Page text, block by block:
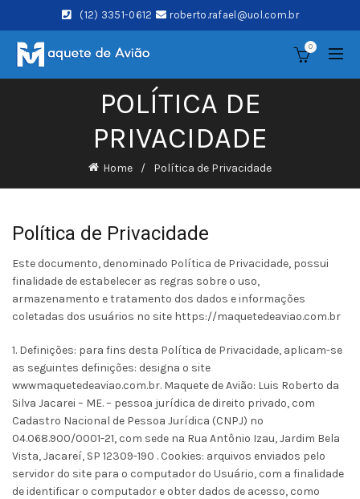
(12) 3351-0612 roberto.rafael@uol.com.br
0
POLÍTICA DE
PRIVACIDADE
Home Política de Privacidade
Política de Privacidade
Este documento, denominado Política de Privacidade, possui
finalidade de estabelecer as regras sobre o uso,
armazenamento e tratamento dos dados e informações
coletadas dos usuários no site https://maquetedeaviao.com.br
1. Definições: para fins desta Política de Privacidade, aplicam-se
as seguintes definições: designa o site
wwwmaquetedeaviao.com.br. Maquete de Avião: Luis Roberto da
Silva Jacarei – ME. – pessoa jurídica de direito privado, com
Cadastro Nacional de Pessoa Jurídica (CNPJ) nº
04.068.900/0001-21, com sede na Rua Antônio Izau, Jardim Bela
Vista, Jacareí, SP 12309-190 . Cookies: arquivos enviados pelo
servidor do site para o computador do Usuário, com a finalidade
de identificar o computador e obter dados de acesso, como